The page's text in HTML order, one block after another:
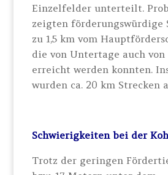
Einzelfelder unterteilt.
zeigten förderungswürdige
zu 1,5 km vom
die von Untertage auch
erreicht werden konnten.
wurden ca. 20 km Strecken
Schwierigkeiten bei der
Trotz der geringen